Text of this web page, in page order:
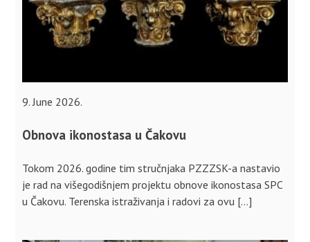
9. June 2026.
Obnova ikonostasa u Čakovu
Tokom 2026. godine tim stručnjaka PZZZSK-a nastavio
je rad na višegodišnjem projektu obnove ikonostasa SPC
u Čakovu. Terenska istraživanja i radovi za ovu […]